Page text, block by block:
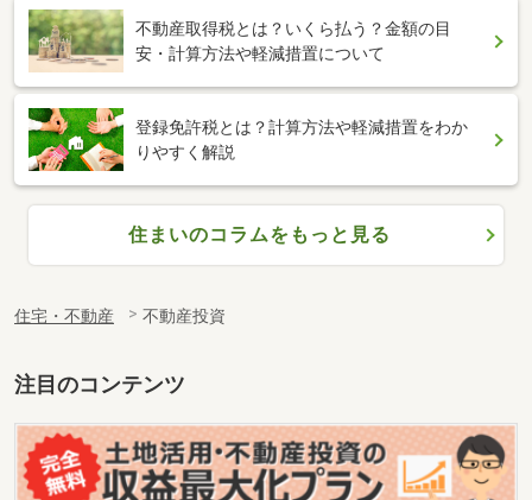
不動産取得税とは？いくら払う？金額の目
安・計算方法や軽減措置について
登録免許税とは？計算方法や軽減措置をわか
りやすく解説
住まいのコラムをもっと見る
住宅・不動産 不動産投資
注目のコンテンツ